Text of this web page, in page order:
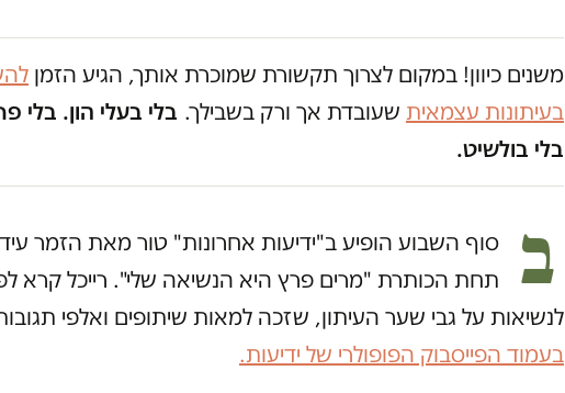
משנים כיוון! במקום לצרוך תקשורת שמוכרת אותך, הגיע הזמן
בעיתונות עצמאית שעובדת אך ורק בשבילך. בלי בעלי הון. בלי
בלי בולשיט.
ב
סוף השבוע הופיע ב"ידיעות אחרונות" טור מאת הזמר עידן
תחת הכותרת "מרים פרץ היא הנשיאה שלי". רייכל קרא
לנשיאות על גבי שער העיתון, שזכה למאות שיתופים ואלפי
בעמוד הפייסבוק הפופולרי של ידיעות.